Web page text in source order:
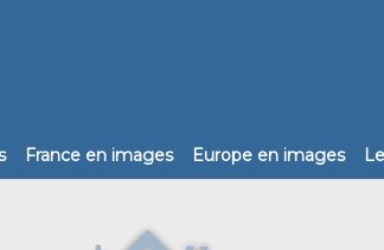
France en images Europe en images